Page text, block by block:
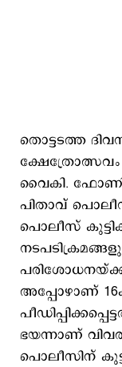
തൊട്ടടത്ത
വൈകി.
പിതാവ്
പൊലീസ്
അപ്പോഴാണ്
ഭയന്നാണ്
പൊലീസിന്